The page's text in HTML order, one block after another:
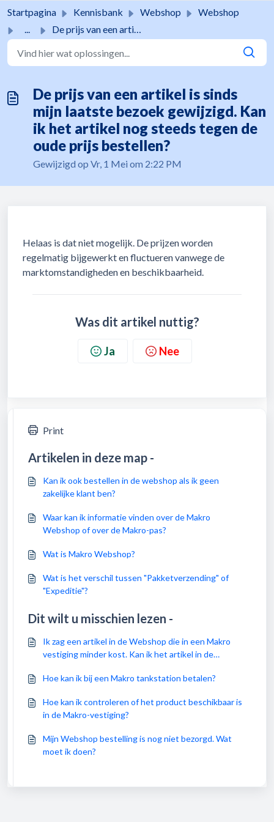
Startpagina Kennisbank Webshop
Webshop
...
De prijs van een artikel is sinds mijn laatste bezoek gew...
De prijs van een artikel is sinds
mijn laatste bezoek gewijzigd. Kan
ik het artikel nog steeds tegen de
oude prijs bestellen?
Gewijzigd op Vr, 1 Mei om 2:22 PM
Helaas is dat niet mogelijk. De prijzen worden
regelmatig bijgewerkt en fluctueren vanwege de
marktomstandigheden en beschikbaarheid.
Was dit artikel nuttig?
Ja Nee
Print
Artikelen in deze map -
Kan ik ook bestellen in de webshop als ik geen
zakelijke klant ben?
Waar kan ik informatie vinden over de Makro
Webshop of over de Makro-pas?
Wat is Makro Webshop?
Wat is het verschil tussen "Pakketverzending" of
"Expeditie"?
Dit wilt u misschien lezen -
Ik zag een artikel in de Webshop die in een Makro
vestiging minder kost. Kan ik het artikel in de
Hoe kan ik bij een Makro tankstation betalen?
Hoe kan ik controleren of het product beschikbaar is
in de Makro-vestiging?
Mijn Webshop bestelling is nog niet bezorgd. Wat
moet ik doen?